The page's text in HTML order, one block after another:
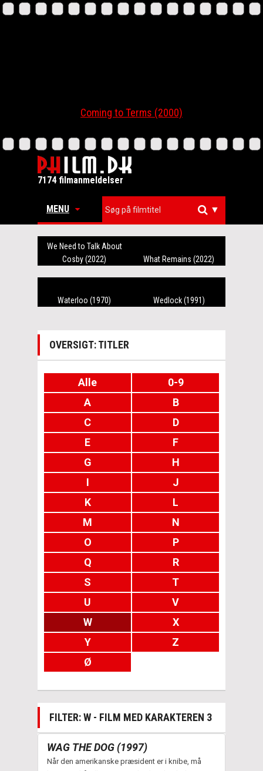
Coming to Terms (2000)
7174 filmanmeldelser
MENU ▼
We Need to Talk About
Cosby (2022)
What Remains (2022)
Waterloo (1970) Wedlock (1991)
OVERSIGT: TITLER
Alle
0-9
A
B
C
D
E
F
G
H
I
J
K
L
M
N
O
P
Q
R
S
T
U
V
W
X
Y
Z
Ø
FILTER: W - FILM MED KARAKTEREN 3
WAG THE DOG (1997)
Når den amerikanske præsident er i knibe, må